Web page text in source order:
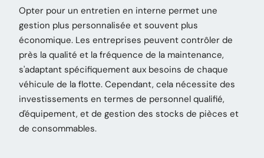
Opter pour un entretien en interne permet une
gestion plus personnalisée et souvent plus
économique. Les entreprises peuvent contrôler de
près la qualité et la fréquence de la maintenance,
s'adaptant spécifiquement aux besoins de chaque
véhicule de la flotte. Cependant, cela nécessite des
investissements en termes de personnel qualifié,
d'équipement, et de gestion des stocks de pièces et
de consommables.